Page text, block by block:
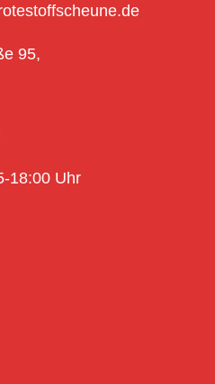
95,
18:00 Uhr